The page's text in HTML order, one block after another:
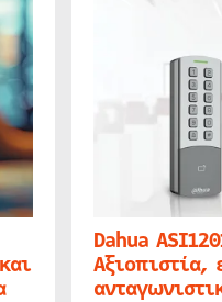
Dahua
Αξιοπιστία,